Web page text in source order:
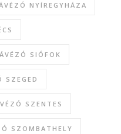
NYÍREGYHÁZA
SIÓFOK
SZEGED
SZENTES
SZOMBATHELY